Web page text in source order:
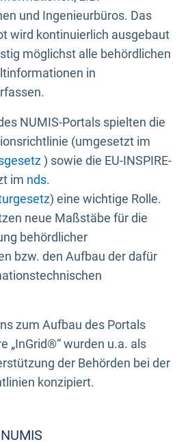
und Ingenieurbüros. Das
wird kontinuierlich ausgebaut
möglichst alle behördlichen
in
NUMIS-Portals spielten die
(umgesetzt im
) sowie die EU-INSPIRE-
im nds.
) eine wichtige Rolle.
neue Maßstäbe für die
behördlicher
bzw. den Aufbau der dafür
zum Aufbau des Portals
„InGrid®“ wurden u.a. als
der Behörden bei der
konzipiert.